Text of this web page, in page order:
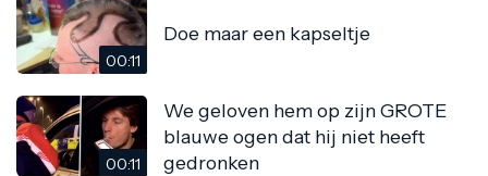
00:11
Doe maar een kapseltje
00:11
We geloven hem op zijn GROTE
blauwe ogen dat hij niet heeft
gedronken